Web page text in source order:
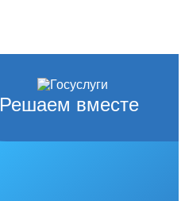
Решаем вместе